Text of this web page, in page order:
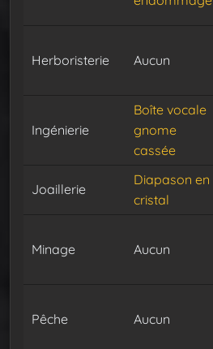
Herboristerie Aucun
Ingénierie
Boîte vocale
gnome
cassée
Joaillerie
Diapason en
cristal
Minage Aucun
Pêche Aucun